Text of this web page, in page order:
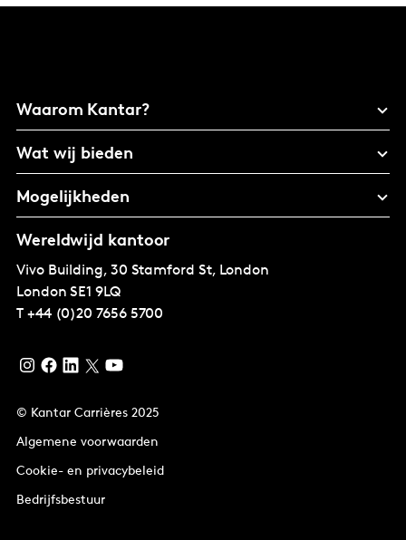
Waarom Kantar?
Wat wij bieden
Mogelijkheden
Wereldwijd kantoor
Vivo Building, 30 Stamford St, London
London SE1 9LQ
T +44 (0)20 7656 5700
© Kantar Carrières 2025
Algemene voorwaarden
Cookie- en privacybeleid
Bedrijfsbestuur